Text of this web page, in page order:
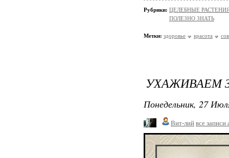
Рубрики: ЦЕЛЕБНЫЕ
ПОЛЕЗНО ЗНАТЬ
Метки: здоровье красота
УХАЖИВАЕМ
Понедельник, 27
Вит-лий все записи